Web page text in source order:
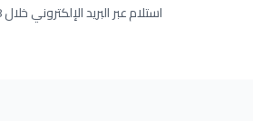
استلام عبر البريد الإلكتروني خلال 48-72 ساعة